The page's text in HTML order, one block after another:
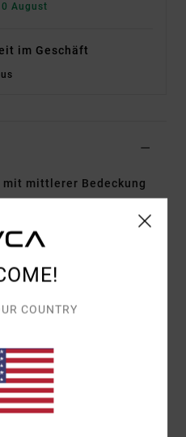
August
im Geschäft
mittlerer Bedeckung
Polyester, 4 % Elastan
Unterstützung
Polsterung
abnehmbare Träger
COUNTRY